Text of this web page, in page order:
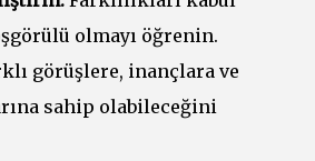
olmayı öğrenin.
görüşlere, inançlara ve
sahip olabileceğini